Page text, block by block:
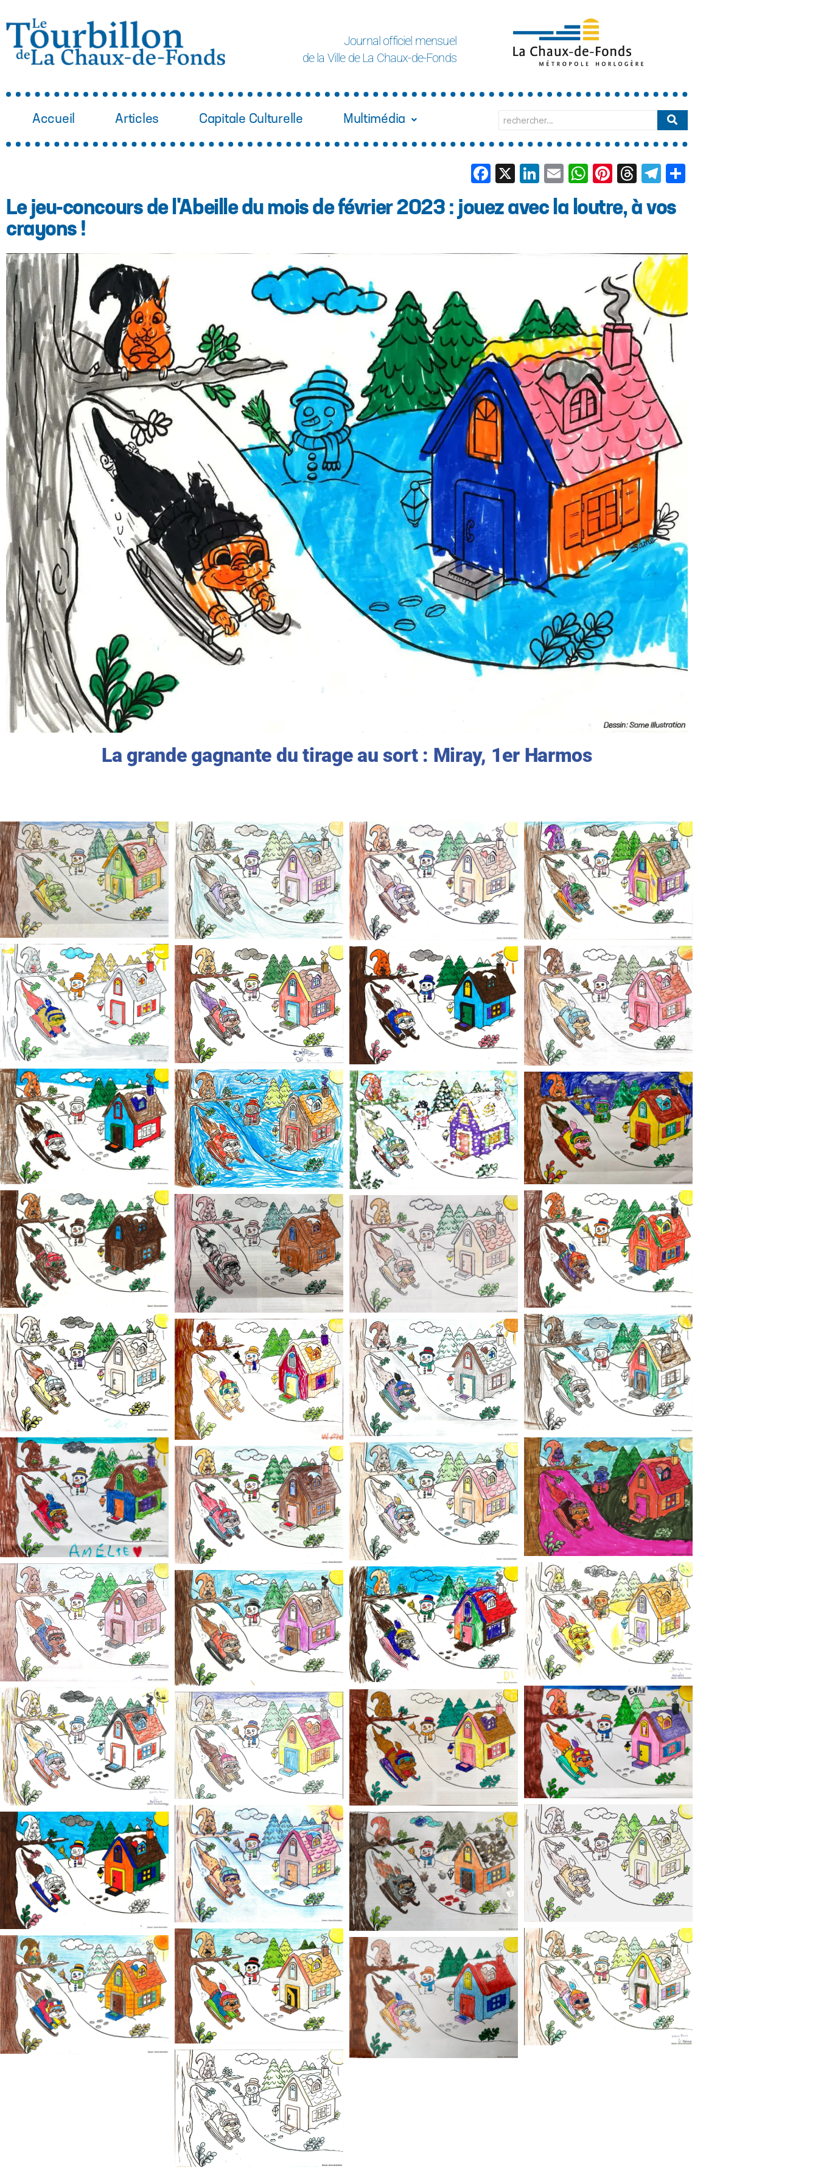
Journal officiel mensuel
de la Ville de La Chaux-de-Fonds
Accueil Articles Capitale Culturelle Multimédia
Facebook
X LinkedIn
EmailWhatsApp
Pinterest
Threads
Telegram
Le jeu-concours de l'Abeille du mois de février 2023 : jouez avec la loutre, à vos
crayons !
La grande gagnante du tirage au sort : Miray, 1er Harmos